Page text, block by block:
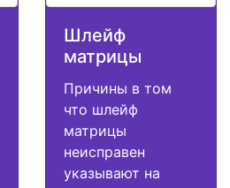
Шлейф
матрицы
Причины в том
что шлейф
матрицы
неисправен
указывают на